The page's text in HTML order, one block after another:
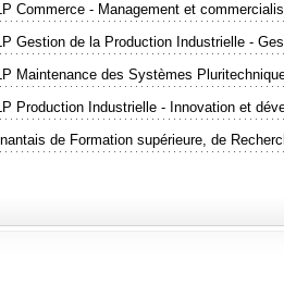
Commerce - Management et
Gestion de la Production Industrielle -
Maintenance des Systèmes
Production Industrielle - Innovation et
de Formation supérieure, de